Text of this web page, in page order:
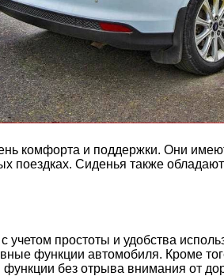
комфорта и поддержки. Они
поездках. Сиденья также
простоты и удобства
функции автомобиля. Кроме
без отрыва внимания от